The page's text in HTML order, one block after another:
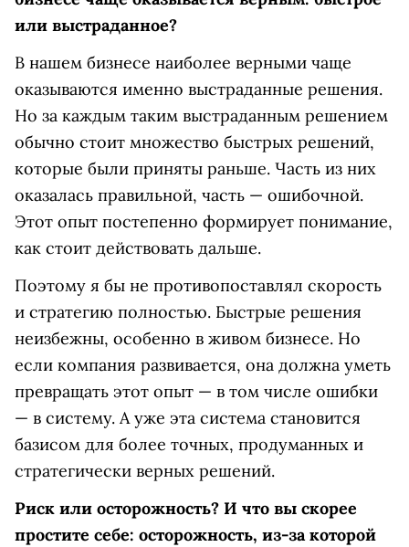
или выстраданное?
В нашем бизнесе наиболее верными чаще
оказываются именно выстраданные решения.
Но за каждым таким выстраданным решением
обычно стоит множество быстрых решений,
которые были приняты раньше. Часть из них
оказалась правильной, часть — ошибочной.
Этот опыт постепенно формирует понимание,
как стоит действовать дальше.
Поэтому я бы не противопоставлял скорость
и стратегию полностью. Быстрые решения
неизбежны, особенно в живом бизнесе. Но
если компания развивается, она должна уметь
превращать этот опыт — в том числе ошибки
— в систему. А уже эта система становится
базисом для более точных, продуманных и
стратегически верных решений.
Риск или осторожность? И что вы скорее
простите себе: осторожность, из-за которой